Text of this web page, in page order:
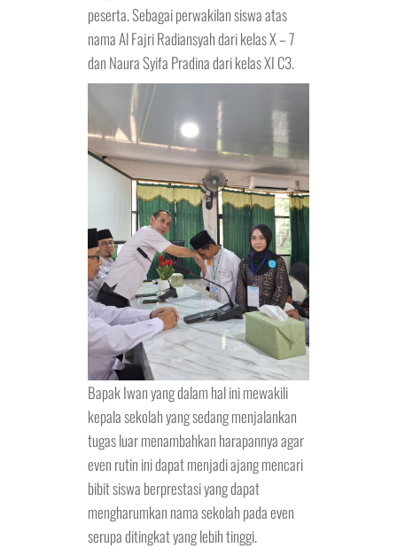
peserta. Sebagai perwakilan siswa atas
nama Al Fajri Radiansyah dari kelas X – 7
dan Naura Syifa Pradina dari kelas XI C3.
Bapak Iwan yang dalam hal ini mewakili
kepala sekolah yang sedang menjalankan
tugas luar menambahkan harapannya agar
even rutin ini dapat menjadi ajang mencari
bibit siswa berprestasi yang dapat
mengharumkan nama sekolah pada even
serupa ditingkat yang lebih tinggi.